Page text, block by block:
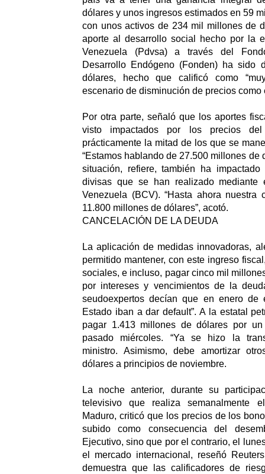
dólares y unos ingresos estimados en 59
con unos activos de 234 mil millones de
aporte al desarrollo social hecho por la
Venezuela (Pdvsa) a través del
Desarrollo Endógeno (Fonden) ha sido
dólares, hecho que calificó como
escenario de disminución de precios como
Por otra parte, señaló que los aportes
visto impactados por los precios
prácticamente la mitad de los que se
“Estamos hablando de 27.500 millones de
situación, refiere, también ha
divisas que se han realizado mediante
Venezuela (BCV). “Hasta ahora nuestra
11.800 millones de dólares”, acotó.
CANCELACIÓN DE LA DEUDA
La aplicación de medidas innovadoras,
permitido mantener, con este ingreso
sociales, e incluso, pagar cinco mil
por intereses y vencimientos de la
seudoexpertos decían que en enero
Estado iban a dar default”. A la estatal
pagar 1.413 millones de dólares por
pasado miércoles. “Ya se hizo la
ministro. Asimismo, debe amortizar
dólares a principios de noviembre.
La noche anterior, durante su
televisivo que realiza semanalmente
Maduro, criticó que los precios de los
subido como consecuencia del
Ejecutivo, sino que por el contrario, el
el mercado internacional, reseñó
demuestra que las calificadores de